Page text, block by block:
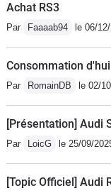
Achat RS3
Par Faaaab94 le 06/
Consommation
Par RomainDB le 02/
[Présentation] Audi
Par LoicG le 25/09/
[Topic Officiel] Audi